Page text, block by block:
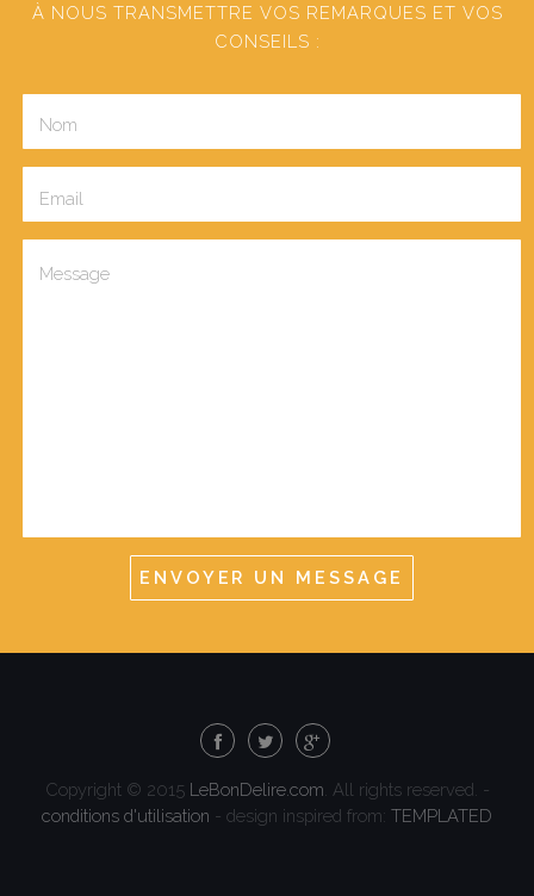
À NOUS TRANSMETTRE VOS REMARQUES ET VOS
CONSEILS :
Copyright © 2015 LeBonDelire.com . All rights reserved. -
conditions d'utilisation - design inspired from: TEMPLATED